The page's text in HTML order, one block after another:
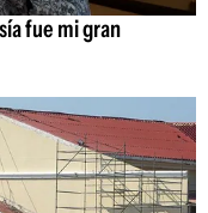
fue mi gran